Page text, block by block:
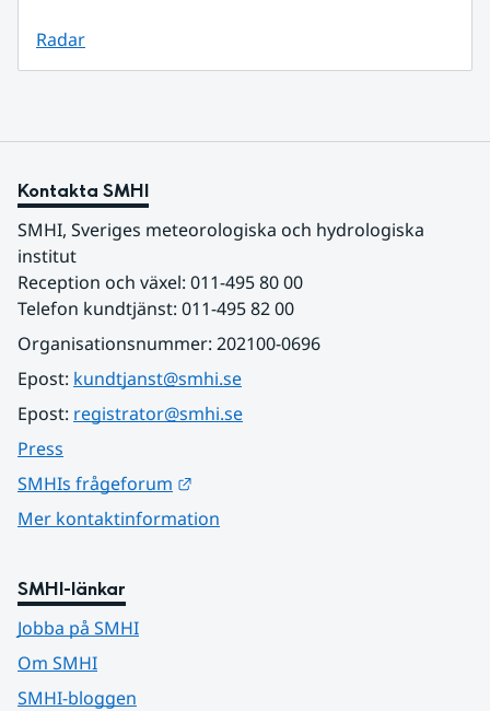
Radar
Kontakta SMHI
SMHI, Sveriges meteorologiska och hydrologiska
institut
Reception och växel: 011-495 80 00
Telefon kundtjänst: 011-495 82 00
Organisationsnummer: 202100-0696
Epost: kundtjanst@smhi.se
Epost: registrator@smhi.se
Press
SMHIs frågeforum
Mer kontaktinformation
SMHI-länkar
Jobba på SMHI
Om SMHI
SMHI-bloggen